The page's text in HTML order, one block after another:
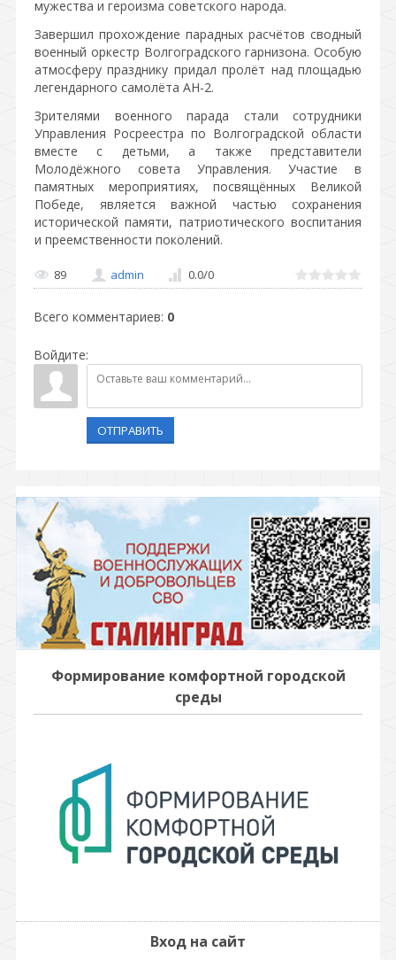
мужества и героизма советского народа.
Завершил прохождение парадных расчётов сводный
военный оркестр Волгоградского гарнизона. Особую
атмосферу празднику придал пролёт над площадью
легендарного самолёта АН-2.
Зрителями военного парада стали сотрудники
Управления Росреестра по Волгоградской области
вместе с детьми, а также представители
Молодёжного совета Управления. Участие в
памятных мероприятиях, посвящённых Великой
Победе, является важной частью сохранения
исторической памяти, патриотического воспитания
и преемственности поколений.
89 admin 0.0/0
Всего комментариев: 0
Войдите:
ОТПРАВИТЬ
Формирование комфортной городской
среды
Вход на сайт